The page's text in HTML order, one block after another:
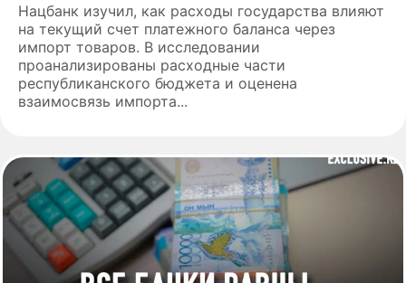
Нацбанк изучил, как расходы государства влияют
на текущий счет платежного баланса через
импорт товаров. В исследовании
проанализированы расходные части
республиканского бюджета и оценена
взаимосвязь импорта...